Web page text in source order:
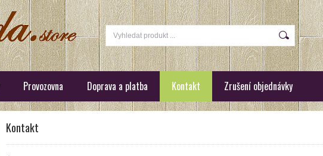
Provozovna Doprava a platba Kontakt Zrušení objednávky
Kontakt